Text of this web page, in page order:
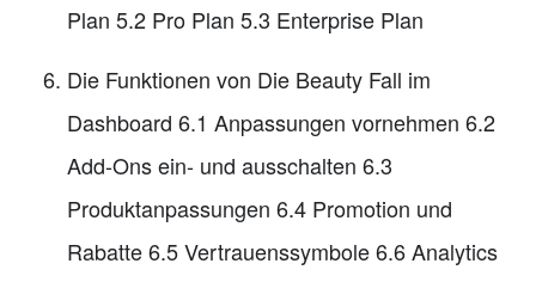
Plan 5.2 Pro Plan 5.3 Enterprise Plan
Die Funktionen von Die Beauty Fall im
Dashboard 6.1 Anpassungen vornehmen 6.2
Add-Ons ein- und ausschalten 6.3
Produktanpassungen 6.4 Promotion und
Rabatte 6.5 Vertrauenssymbole 6.6 Analytics